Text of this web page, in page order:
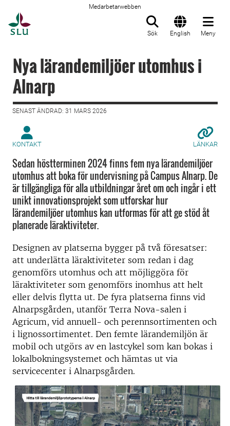
Medarbetarwebben
Sök English Meny
Nya lärandemiljöer utomhus i
Alnarp
SENAST ÄNDRAD: 31 MARS 2026
KONTAKT LÄNKAR
Sedan höstterminen 2024 finns fem nya lärandemiljöer
utomhus att boka för undervisning på Campus Alnarp. De
är tillgängliga för alla utbildningar året om och ingår i ett
unikt innovationsprojekt som utforskar hur
lärandemiljöer utomhus kan utformas för att ge stöd åt
planerade läraktiviteter.
Designen av platserna bygger på två föresatser:
att underlätta läraktiviteter som redan i dag
genomförs utomhus och att möjliggöra för
läraktiviteter som genomförs inomhus att helt
eller delvis flytta ut. De fyra platserna finns vid
Alnarpsgården, utanför Terra Nova-salen i
Agricum, vid annuell- och perennsortimenten och
i lignossortimentet. Den femte lärandemiljön är
mobil och utgörs av en lastcykel som kan bokas i
lokalbokningsystemet och hämtas ut via
servicecenter i Alnarpsgården.